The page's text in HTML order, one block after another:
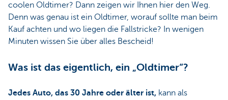
coolen Oldtimer? Dann zeigen wir Ihnen hier den Weg.
Denn was genau ist ein Oldtimer, worauf sollte man beim
Kauf achten und wo liegen die Fallstricke? In wenigen
Minuten wissen Sie über alles Bescheid!
Was ist das eigentlich, ein „Oldtimer“?
Jedes Auto, das 30 Jahre oder älter ist, kann als